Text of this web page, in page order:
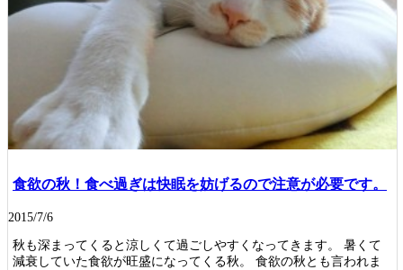
食欲の秋！食べ過ぎは快眠を妨げるので注意が必要です。
2015/7/6
秋も深まってくると涼しくて過ごしやすくなってきます。 暑くて
減衰していた食欲が旺盛になってくる秋。 食欲の秋とも言われま